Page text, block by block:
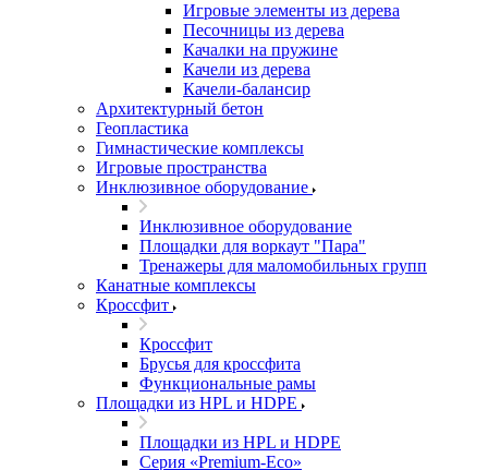
Игровые элементы из дерева
Песочницы из дерева
Качалки на пружине
Качели из дерева
Качели-балансир
Архитектурный бетон
Геопластика
Гимнастические комплексы
Игровые пространства
Инклюзивное оборудование
Инклюзивное оборудование
Площадки для воркаут "Пара"
Тренажеры для маломобильных групп
Канатные комплексы
Кроссфит
Кроссфит
Брусья для кроссфита
Функциональные рамы
Площадки из HPL и HDPE
Площадки из HPL и HDPE
Серия «Premium-Eco»